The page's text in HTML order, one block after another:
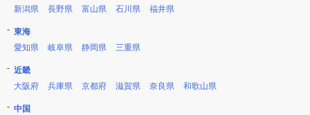
新潟県
長野県 富山県 石川県 福井県
東海
愛知県
岐阜県 静岡県 三重県
近畿
大阪府
兵庫県 京都府 滋賀県 奈良県 和歌山県
中国